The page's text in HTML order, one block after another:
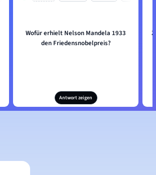
Wofür erhielt Nelson Mandela 1933
den Friedensnobelpreis?
Antwort zeigen